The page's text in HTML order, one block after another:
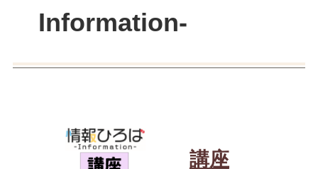
Information-
講座